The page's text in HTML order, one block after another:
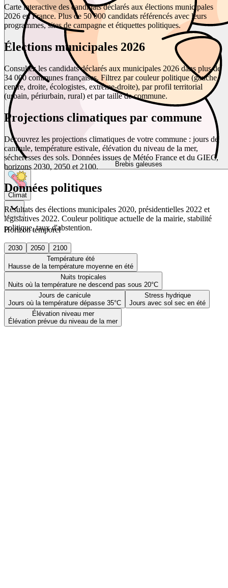
Brebis galeuses
Climat
Horizon temporel
2030 2050
2100
Température été
Hausse de la température moyenne en été
Nuits tropicales
Nuits où la température ne descend pas sous 20°C
Jours de canicule
Jours où la température dépasse 35°C
Stress hydrique
Jours avec sol sec en été
Élévation niveau mer
Élévation prévue du niveau de la mer
Carte interactive des candidats déclarés aux élections municipales
2026 en France. Plus de 50 000 candidats référencés avec leurs
programmes, sites de campagne et étiquettes politiques.
Élections municipales 2026
Consultez les candidats déclarés aux municipales 2026 dans plus de
34 000 communes françaises. Filtrez par couleur politique (gauche,
centre, droite, écologistes, extrême-droite), par profil territorial
(urbain, périurbain, rural) et par taille de commune.
Projections climatiques par commune
Découvrez les projections climatiques de votre commune : jours de
canicule, température estivale, élévation du niveau de la mer,
sécheresses des sols. Données issues de Météo France et du GIEC,
horizons 2030, 2050 et 2100.
Données politiques
Résultats des élections municipales 2020, présidentielles 2022 et
législatives 2022. Couleur politique actuelle de la mairie, stabilité
politique, taux d'abstention.